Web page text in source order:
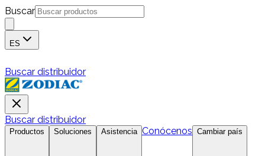
Buscar
ES
Buscar distribuidor
Buscar distribuidor
Productos Soluciones Asistencia Conócenos Cambiar país